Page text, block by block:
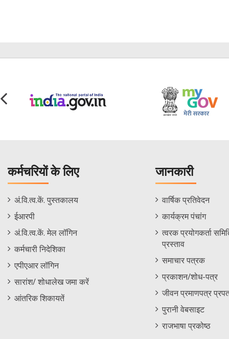
कर्मचरियों के लिए
Staff
Footer
Menu
अं.वि.त्व.कें. पुस्तकालय
ईआरपी
अं.वि.त्व.कें. मेल लॉगिन
कर्मचारी निदेशिका
एपीएआर लॉगिन
सारांश/ शोधालेख जमा करें
आंतरिक शिकायतें
जानकारी
Informations
Menu
वार्षिक प्रतिवेदन
कार्यक्रम पंचांग
त्वरक प्रयोगकर्ता
प्रस्ताव
समाचार पत्रक
प्रकाशन/शोध-पत्र
जीवन प्रमाणपत्र
पुरानी वेबसाइट
राजभाषा प्रकोष्ठ